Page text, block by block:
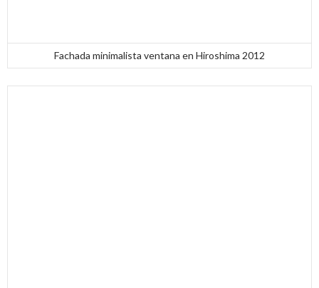
Fachada minimalista ventana en Hiroshima 2012